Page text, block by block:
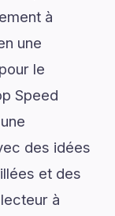
à
une
le
Speed
des idées
et des
à